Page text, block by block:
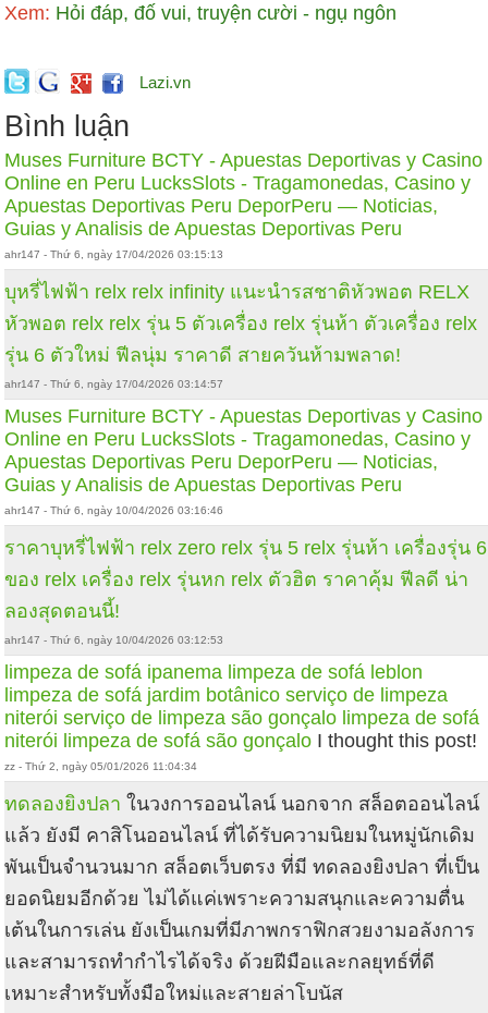
Xem: Hỏi đáp, đố vui, truyện cười - ngụ ngôn
Lazi.vn
Bình luận
Muses Furniture BCTY - Apuestas Deportivas y Casino
Online en Peru LucksSlots - Tragamonedas, Casino y
Apuestas Deportivas Peru DeporPeru — Noticias,
Guias y Analisis de Apuestas Deportivas Peru
ahr147 - Thứ 6, ngày 17/04/2026 03:15:13
บุหรี่ไฟฟ้า relx relx infinity แนะนำรสชาติหัวพอต RELX
หัวพอต relx relx รุ่น 5 ตัวเครื่อง relx รุ่นห้า ตัวเครื่อง relx
รุ่น 6 ตัวใหม่ ฟีลนุ่ม ราคาดี สายควันห้ามพลาด!
ahr147 - Thứ 6, ngày 17/04/2026 03:14:57
Muses Furniture BCTY - Apuestas Deportivas y Casino
Online en Peru LucksSlots - Tragamonedas, Casino y
Apuestas Deportivas Peru DeporPeru — Noticias,
Guias y Analisis de Apuestas Deportivas Peru
ahr147 - Thứ 6, ngày 10/04/2026 03:16:46
ราคาบุหรี่ไฟฟ้า relx zero relx รุ่น 5 relx รุ่นห้า เครื่องรุ่น 6
ของ relx เครื่อง relx รุ่นหก relx ตัวฮิต ราคาคุ้ม ฟีลดี น่า
ลองสุดตอนนี้!
ahr147 - Thứ 6, ngày 10/04/2026 03:12:53
limpeza de sofá ipanema limpeza de sofá leblon
limpeza de sofá jardim botânico serviço de limpeza
niterói serviço de limpeza são gonçalo limpeza de sofá
niterói limpeza de sofá são gonçalo I thought this post!
zz - Thứ 2, ngày 05/01/2026 11:04:34
ทดลองยิงปลา ในวงการออนไลน์ นอกจาก สล็อตออนไลน์
แล้ว ยังมี คาสิโนออนไลน์ ที่ได้รับความนิยมในหมู่นักเดิม
พันเป็นจำนวนมาก สล็อตเว็บตรง ที่มี ทดลองยิงปลา ที่เป็น
ยอดนิยมอีกด้วย ไม่ได้แค่เพราะความสนุกและความตื่น
เต้นในการเล่น ยังเป็นเกมที่มีภาพกราฟิกสวยงามอลังการ
และสามารถทำกำไรได้จริง ด้วยฝีมือและกลยุทธ์ที่ดี
เหมาะสำหรับทั้งมือใหม่และสายล่าโบนัส